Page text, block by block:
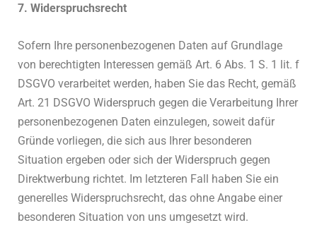
7. Widerspruchsrecht
Sofern Ihre personenbezogenen Daten auf Grundlage
von berechtigten Interessen gemäß Art. 6 Abs. 1 S. 1 lit. f
DSGVO verarbeitet werden, haben Sie das Recht, gemäß
Art. 21 DSGVO Widerspruch gegen die Verarbeitung Ihrer
personenbezogenen Daten einzulegen, soweit dafür
Gründe vorliegen, die sich aus Ihrer besonderen
Situation ergeben oder sich der Widerspruch gegen
Direktwerbung richtet. Im letzteren Fall haben Sie ein
generelles Widerspruchsrecht, das ohne Angabe einer
besonderen Situation von uns umgesetzt wird.